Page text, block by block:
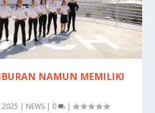
NAMUN MEMILIKI
2025 | NEWS | 0 |